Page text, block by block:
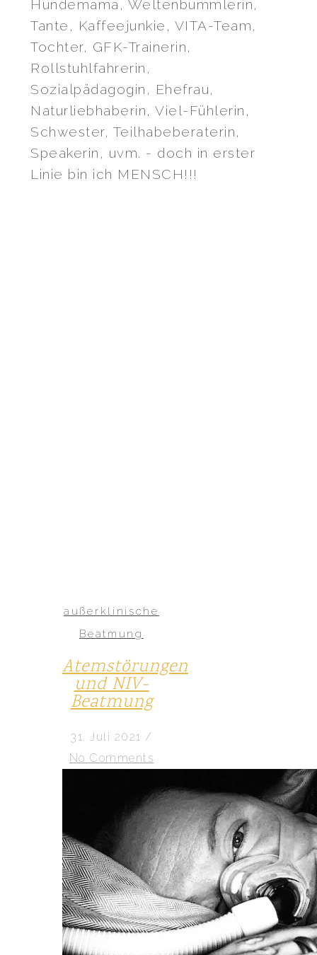
Hundemama, Weltenbummlerin,
Tante, Kaffeejunkie, VITA-Team,
Tochter, GFK-Trainerin,
Rollstuhlfahrerin,
Sozialpädagogin, Ehefrau,
Naturliebhaberin, Viel-Fühlerin,
Schwester, Teilhabeberaterin,
Speakerin, uvm. - doch in erster
Linie bin ich MENSCH!!!
außerklinische
Beatmung
Atemstörungen
und NIV-
Beatmung
31. Juli 2021 /
No Comments